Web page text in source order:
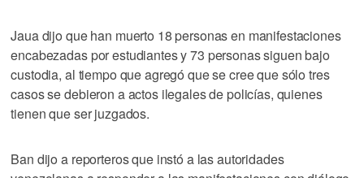
Jaua dijo que han muerto 18 personas en manifestaciones
encabezadas por estudiantes y 73 personas siguen bajo
custodia, al tiempo que agregó que se cree que sólo tres
casos se debieron a actos ilegales de policías, quienes
tienen que ser juzgados.
Ban dijo a reporteros que instó a las autoridades